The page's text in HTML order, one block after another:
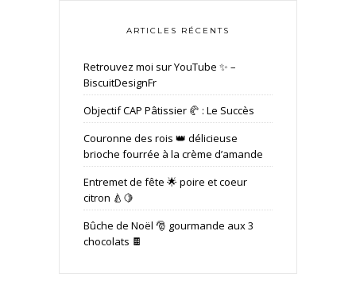
ARTICLES RÉCENTS
Retrouvez moi sur YouTube ✨ –
BiscuitDesignFr
Objectif CAP Pâtissier 🥐 : Le Succès
Couronne des rois 👑 délicieuse
brioche fourrée à la crème d’amande
Entremet de fête 🌟 poire et coeur
citron 🍐🍋
Bûche de Noël 🎅 gourmande aux 3
chocolats 🍫